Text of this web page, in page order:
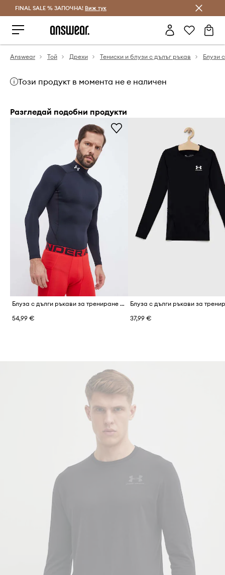
Спестявай с Answear Club
FINAL SALE % ЗАПОЧНА! Виж тук
Answear Той Дрехи Тениски и блузи с дълъг ръкав Блузи
Този продукт в момента не е наличен
Разгледай подобни продукти
Блуза с дълги ръкави за трениране Under Armour ColdGear Compression
54,99 €
37,99 €